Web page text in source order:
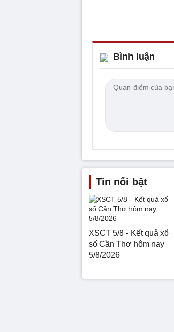
Bình luận
Tin nổi bật
XSCT 5/8 - Kết quả xổ
số Cần Thơ hôm nay
5/8/2026